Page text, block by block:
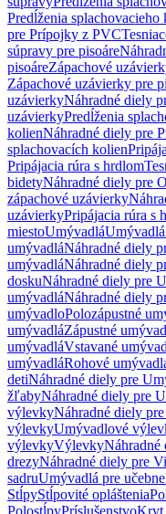
Predĺženia splachovacieho
pre Prípojky z PVC
súpravy pre pisoáre
pisoáreZápachové
Zápachové uzávierky pre
uzávierkyNáhradné diely
uzávierkyPredĺženia
kolienNáhradné diely pre
splachovacích kolien
Pripájacia rúra s hrdlom
bidetyNáhradné diely pre
zápachové uzávierky
uzávierkyPripájacia rúra s
miestoUmývadláUmývadlá
umývadláNáhradné diely
umývadláNáhradné diely
doskuNáhradné diely pre
umývadláNáhradné diely
umývadloPolozápustné
umývadláZápustné
umývadláVstavané
umývadláRohové
detiNáhradné diely pre
žľabyNáhradné diely pre
výlevkyNáhradné diely
výlevkyUmývadlové
výlevkyVýlevky
drezyNáhradné diely pre
sadruUmývadlá pre učebne
StĺpyStĺpovité opláštenia
PolostĺpyPríslušenstvoKryt